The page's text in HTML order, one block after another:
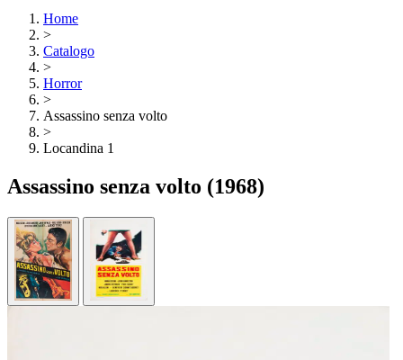
Home
>
Catalogo
>
Horror
>
Assassino senza volto
>
Locandina 1
Assassino senza volto (1968)